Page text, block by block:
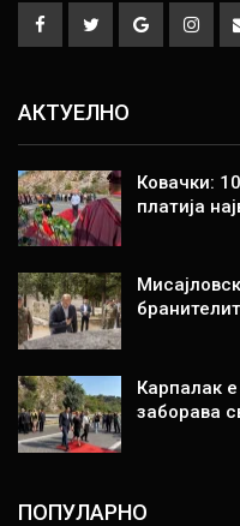
АКТУЕЛНО
Ковачки:
платија
Карпалак
заборава
ПОПУЛАРНО